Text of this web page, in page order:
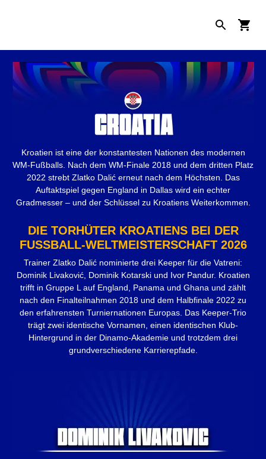
Kroatien ist eine der konstantesten Nationen des modernen
WM-Fußballs. Nach dem WM-Finale 2018 und dem dritten Platz
2022 strebt Zlatko Dalić erneut nach dem Höchsten. Das
Auftaktspiel gegen England in Dallas wird ein echter
Gradmesser – und der Schlüssel zu Kroatiens Weiterkommen.
DIE TORHÜTER KROATIENS BEI DER
FUSSBALL-WELTMEISTERSCHAFT 2026
Trainer Zlatko Dalić nominierte drei Keeper für die Vatreni:
Dominik Livaković, Dominik Kotarski und Ivor Pandur. Kroatien
trifft in Gruppe L auf England, Panama und Ghana und zählt
nach den Finalteilnahmen 2018 und dem Halbfinale 2022 zu
den erfahrensten Turniernationen Europas. Das Keeper-Trio
trägt zwei identische Vornamen, einen identischen Klub-
Hintergrund in der Dinamo-Akademie und trotzdem drei
grundverschiedene Karrierepfade.